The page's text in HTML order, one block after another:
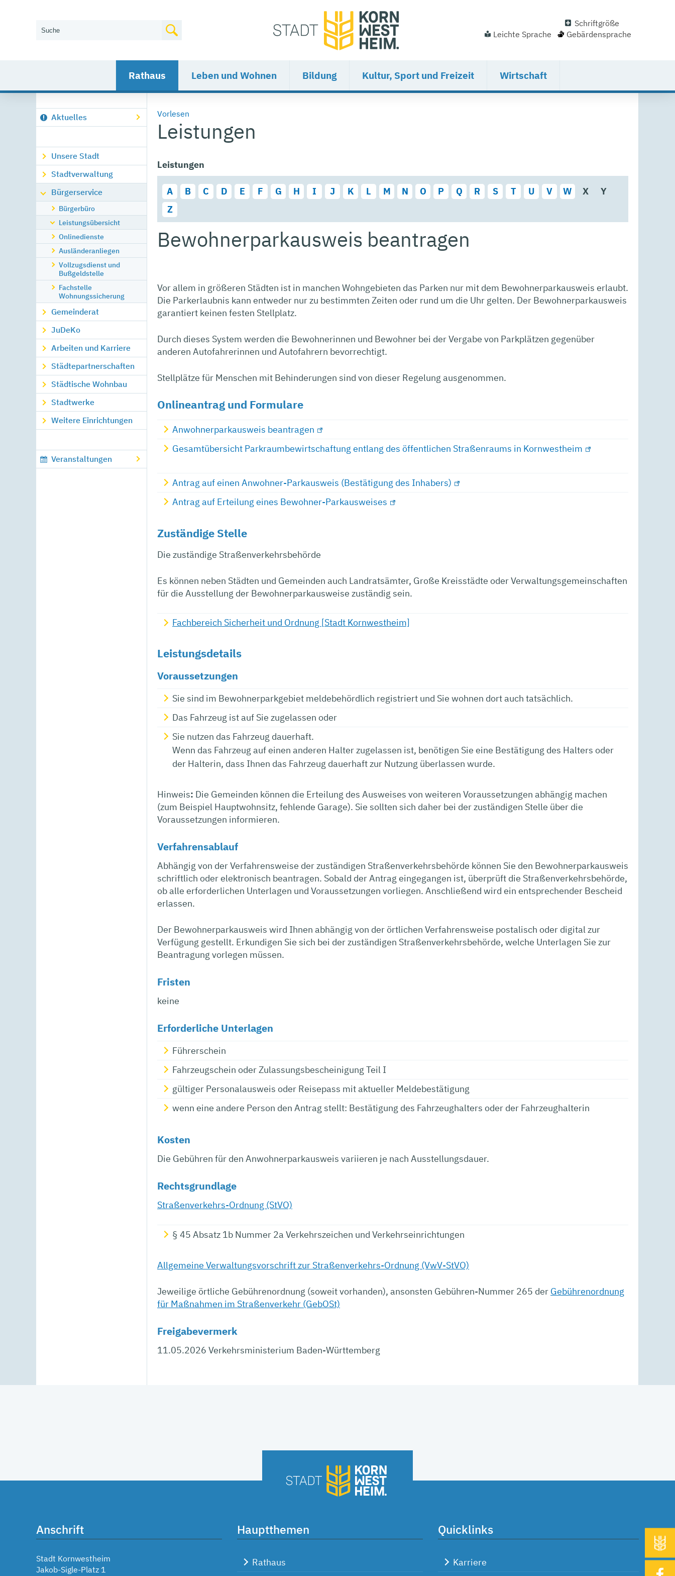
Schriftgröße
Leichte Sprache
Gebärdensprache
Rathaus Leben und Wohnen Bildung Kultur, Sport und Freizeit Wirtschaft
Aktuelles
Unsere Stadt
Stadtverwaltung
Bürgerservice
Bürgerbüro
Leistungsübersicht
Onlinedienste
Ausländeranliegen
Vollzugsdienst und
Bußgeldstelle
Fachstelle
Wohnungssicherung
Gemeinderat
JuDeKo
Arbeiten und Karriere
Städtepartnerschaften
Städtische Wohnbau
Stadtwerke
Weitere Einrichtungen
Veranstaltungen
Vorlesen
Leistungen
Leistungen
A B C D E F G H I J K L M N O P Q R S T U V W X
Y
Z
Bewohnerparkausweis beantragen
Vor allem in größeren Städten ist in manchen Wohngebieten das Parken nur mit dem Bewohnerparkausweis erlaubt.
Die Parkerlaubnis kann entweder nur zu bestimmten Zeiten oder rund um die Uhr gelten. Der Bewohnerparkausweis
garantiert keinen festen Stellplatz.
Durch dieses System werden die Bewohnerinnen und Bewohner bei der Vergabe von Parkplätzen gegenüber
anderen Autofahrerinnen und Autofahrern bevorrechtigt.
Stellplätze für Menschen mit Behinderungen sind von dieser Regelung ausgenommen.
Onlineantrag und Formulare
Anwohnerparkausweis beantragen
Gesamtübersicht Parkraumbewirtschaftung entlang des öffentlichen Straßenraums in Kornwestheim
Antrag auf einen Anwohner-Parkausweis (Bestätigung des Inhabers)
Antrag auf Erteilung eines Bewohner-Parkausweises
Zuständige Stelle
Die zuständige Straßenverkehrsbehörde
Es können neben Städten und Gemeinden auch Landratsämter, Große Kreisstädte oder Verwaltungsgemeinschaften
für die Ausstellung der Bewohnerparkausweise zuständig sein.
Fachbereich Sicherheit und Ordnung [Stadt Kornwestheim]
Leistungsdetails
Voraussetzungen
Sie sind im Bewohnerparkgebiet meldebehördlich registriert und Sie wohnen dort auch tatsächlich.
Das Fahrzeug ist auf Sie zugelassen oder
Sie nutzen das Fahrzeug dauerhaft.
Wenn das Fahrzeug auf einen anderen Halter zugelassen ist, benötigen Sie eine Bestätigung des Halters oder
der Halterin, dass Ihnen das Fahrzeug dauerhaft zur Nutzung überlassen wurde.
Hinweis: Die Gemeinden können die Erteilung des Ausweises von weiteren Voraussetzungen abhängig machen
(zum Beispiel Hauptwohnsitz, fehlende Garage). Sie sollten sich daher bei der zuständigen Stelle über die
Voraussetzungen informieren.
Verfahrensablauf
Abhängig von der Verfahrensweise der zuständigen Straßenverkehrsbehörde können Sie den Bewohnerparkausweis
schriftlich oder elektronisch beantragen. Sobald der Antrag eingegangen ist, überprüft die Straßenverkehrsbehörde,
ob alle erforderlichen Unterlagen und Voraussetzungen vorliegen. Anschließend wird ein entsprechender Bescheid
erlassen.
Der Bewohnerparkausweis wird Ihnen abhängig von der örtlichen Verfahrensweise postalisch oder digital zur
Verfügung gestellt. Erkundigen Sie sich bei der zuständigen Straßenverkehrsbehörde, welche Unterlagen Sie zur
Beantragung vorlegen müssen.
Fristen
keine
Erforderliche Unterlagen
Führerschein
Fahrzeugschein oder Zulassungsbescheinigung Teil I
gültiger Personalausweis oder Reisepass mit aktueller Meldebestätigung
wenn eine andere Person den Antrag stellt: Bestätigung des Fahrzeughalters oder der Fahrzeughalterin
Kosten
Die Gebühren für den Anwohnerparkausweis variieren je nach Ausstellungsdauer.
Rechtsgrundlage
Straßenverkehrs-Ordnung (StVO)
§ 45 Absatz 1b Nummer 2a Verkehrszeichen und Verkehrseinrichtungen
Allgemeine Verwaltungsvorschrift zur Straßenverkehrs-Ordnung (VwV-StVO)
Jeweilige örtliche Gebührenordnung (soweit vorhanden), ansonsten Gebühren-Nummer 265 der Gebührenordnung
für Maßnahmen im Straßenverkehr (GebOSt)
Freigabevermerk
11.05.2026 Verkehrsministerium Baden-Württemberg
Anschrift
Stadt Kornwestheim
Jakob-Sigle-Platz 1
Hauptthemen
Rathaus
Quicklinks
Karriere